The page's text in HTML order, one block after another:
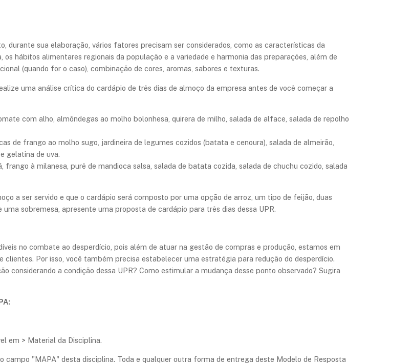
durante sua elaboração, vários fatores precisam ser considerados, como as características da
hábitos alimentares regionais da população e a variedade e harmonia das preparações, além de
(quando for o caso), combinação de cores, aromas, sabores e texturas.
uma análise crítica do cardápio de três dias de almoço da empresa antes de você começar a
com alho, almôndegas ao molho bolonhesa, quirera de milho, salada de alface, salada de repolho
de frango ao molho sugo, jardineira de legumes cozidos (batata e cenoura), salada de almeirão,
gelatina de uva.
à milanesa, purê de mandioca salsa, salada de batata cozida, salada de chuchu cozido, salada
a ser servido e que o cardápio será composto por uma opção de arroz, um tipo de feijão, duas
sobremesa, apresente uma proposta de cardápio para três dias dessa UPR.
no combate ao desperdício, pois além de atuar na gestão de compras e produção, estamos em
Por isso, você também precisa estabelecer uma estratégia para redução do desperdício.
considerando a condição dessa UPR? Como estimular a mudança desse ponto observado? Sugira
em > Material da Disciplina.
campo "MAPA" desta disciplina. Toda e qualquer outra forma de entrega deste Modelo de Resposta